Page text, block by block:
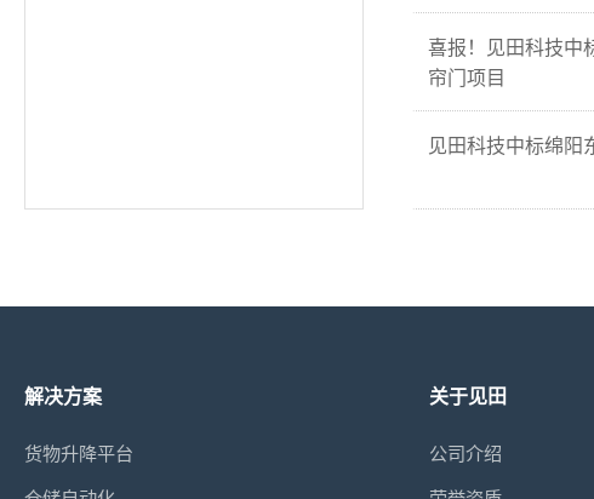
喜报！见田科技中
帘门项目
见田科技中标绵阳
解决方案
货物升降平台
关于见田
公司介绍